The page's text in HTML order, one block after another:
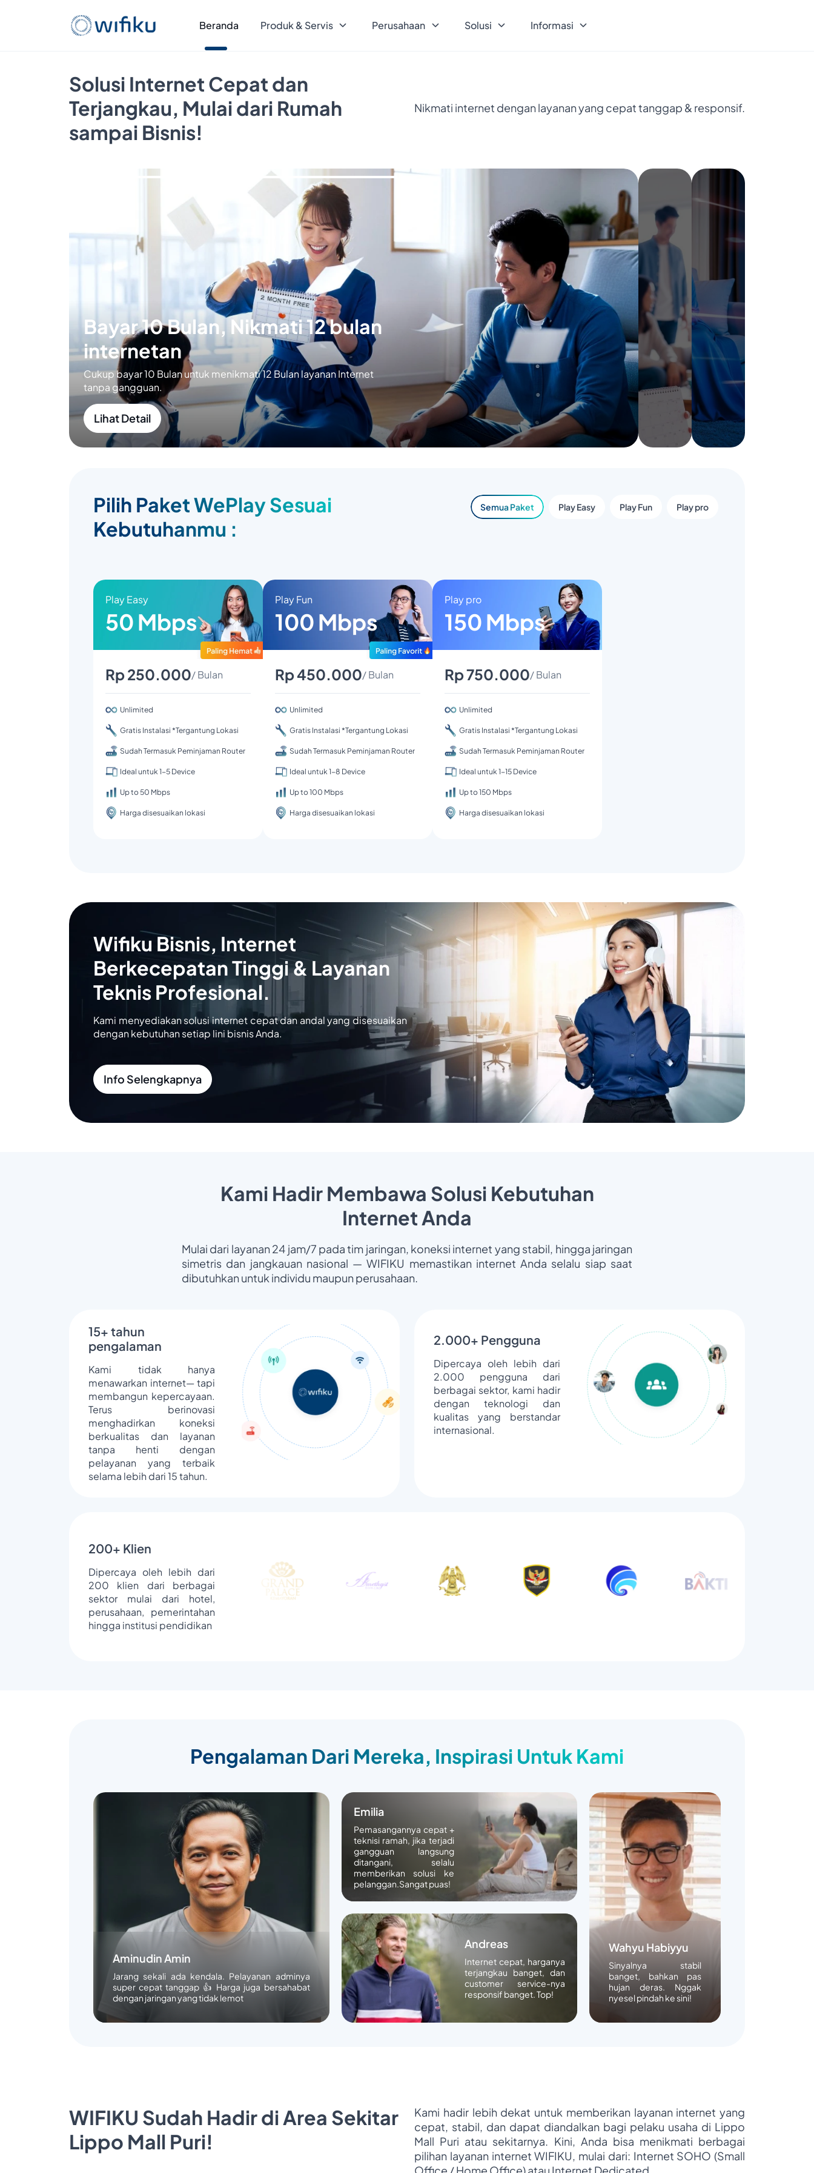
Beranda Produk & Servis Perusahaan Solusi Informasi
Solusi Internet Cepat dan
Terjangkau, Mulai dari Rumah
sampai Bisnis!
Nikmati internet dengan layanan yang cepat tanggap & responsif.
Bayar 10 Bulan, Nikmati 12 bulan
internetan
Cukup bayar 10 Bulan untuk menikmati 12 Bulan layanan Internet
tanpa gangguan.
Lihat Detail
Pilih Paket WePlay Sesuai
Kebutuhanmu :
Semua Paket Play Easy Play Fun Play pro
Play Easy
50 Mbps
Rp 250.000/ Bulan
Unlimited
Gratis Instalasi *Tergantung Lokasi
Sudah Termasuk Peminjaman Router
Ideal untuk 1-5 Device
Up to 50 Mbps
Harga disesuaikan lokasi
Play Fun
100 Mbps
Rp 450.000/ Bulan
Unlimited
Gratis Instalasi *Tergantung Lokasi
Sudah Termasuk Peminjaman Router
Ideal untuk 1-8 Device
Up to 100 Mbps
Harga disesuaikan lokasi
Play pro
150 Mbps
Rp 750.000/ Bulan
Unlimited
Gratis Instalasi *Tergantung Lokasi
Sudah Termasuk Peminjaman Router
Ideal untuk 1-15 Device
Up to 150 Mbps
Harga disesuaikan lokasi
Wifiku Bisnis, Internet
Berkecepatan Tinggi & Layanan
Teknis Profesional.
Kami menyediakan solusi internet cepat dan andal yang disesuaikan
dengan kebutuhan setiap lini bisnis Anda.
Info Selengkapnya
Kami Hadir Membawa Solusi Kebutuhan
Internet Anda
Mulai dari layanan 24 jam/7 pada tim jaringan, koneksi internet yang stabil, hingga jaringan
simetris dan jangkauan nasional — WIFIKU memastikan internet Anda selalu siap saat
dibutuhkan untuk individu maupun perusahaan.
15+ tahun
pengalaman
Kami tidak hanya
menawarkan internet— tapi
membangun kepercayaan.
Terus berinovasi
menghadirkan koneksi
berkualitas dan layanan
tanpa henti dengan
pelayanan yang terbaik
selama lebih dari 15 tahun.
2.000+ Pengguna
Dipercaya oleh lebih dari
2.000 pengguna dari
berbagai sektor, kami hadir
dengan teknologi dan
kualitas yang berstandar
internasional.
200+ Klien
Dipercaya oleh lebih dari
200 klien dari berbagai
sektor mulai dari hotel,
perusahaan, pemerintahan
hingga institusi pendidikan
Pengalaman Dari Mereka, Inspirasi Untuk Kami
Aminudin Amin
Jarang sekali ada kendala. Pelayanan adminya
super cepat tanggap 👍 Harga juga bersahabat
dengan jaringan yang tidak lemot
Emilia
Pemasangannya cepat +
teknisi ramah, jika terjadi
gangguan langsung
ditangani, selalu
memberikan solusi ke
pelanggan.Sangat puas!
Wahyu Habiyyu
Sinyalnya stabil
banget, bahkan pas
hujan deras. Nggak
nyesel pindah ke sini!
Andreas
Internet cepat, harganya
terjangkau banget, dan
customer service-nya
responsif banget. Top!
WIFIKU Sudah Hadir di Area Sekitar
Lippo Mall Puri!
Kami hadir lebih dekat untuk memberikan layanan internet yang
cepat, stabil, dan dapat diandalkan bagi pelaku usaha di Lippo
Mall Puri atau sekitarnya. Kini, Anda bisa menikmati berbagai
pilihan layanan internet WIFIKU, mulai dari: Internet SOHO (Small